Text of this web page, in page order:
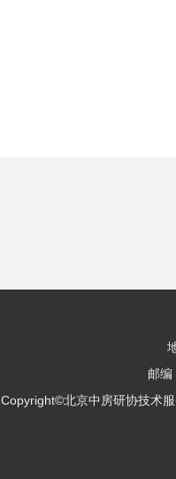
邮
Copyright©北京中房研协技术